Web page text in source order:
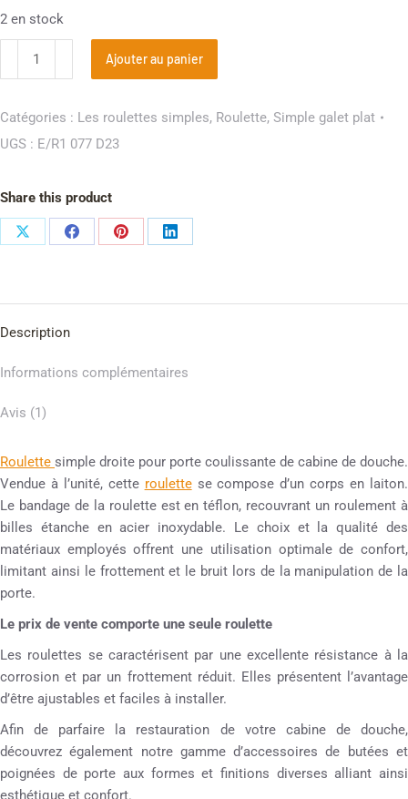
2 en stock
Ajouter au panier
Catégories : Les roulettes simples, Roulette, Simple galet plat
UGS : E/R1 077 D23
Share this product
Description
Informations complémentaires
Avis (1)
Roulette simple droite pour porte coulissante de cabine de douche.
Vendue à l’unité, cette roulettese compose d’un corps en laiton.
Le bandage de la roulette est en téflon, recouvrant un roulement à
billes étanche en acier inoxydable. Le choix et la qualité des
matériaux employés offrent une utilisation optimale de confort,
limitant ainsi le frottement et le bruit lors de la manipulation de la
porte.
Le prix de vente comporte une seule roulette
Les roulettes se caractérisent par une excellente résistance à la
corrosion et par un frottement réduit. Elles présentent l’avantage
d’être ajustables et faciles à installer.
Afin de parfaire la restauration de votre cabine de douche,
découvrez également notre gamme d’accessoires de butées et
poignées de porte aux formes et finitions diverses alliant ainsi
esthétique et confort.